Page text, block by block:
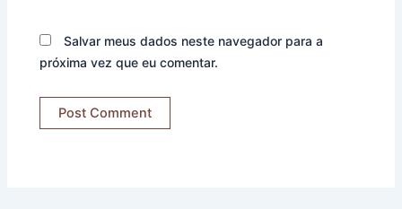
Salvar meus dados neste navegador para a
próxima vez que eu comentar.